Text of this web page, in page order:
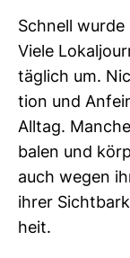
Schnell wurde
Viele
täg­lich um.
tion und
Alltag.
balen und
auch wegen
ihrer
heit.